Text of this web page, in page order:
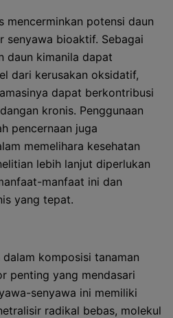
mencerminkan potensi daun
senyawa bioaktif. Sebagai
daun kimanila dapat
dari kerusakan oksidatif,
dapat berkontribusi
kronis. Penggunaan
pencernaan juga
memelihara kesehatan
lebih lanjut diperlukan
manfaat ini dan
yang tepat.
komposisi tanaman
penting yang mendasari
senyawa ini memiliki
radikal bebas, molekul